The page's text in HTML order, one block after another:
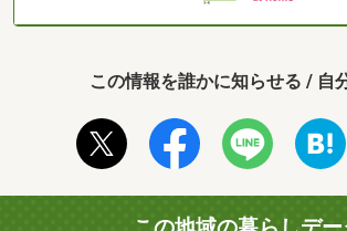
この情報を誰かに知らせる / 自